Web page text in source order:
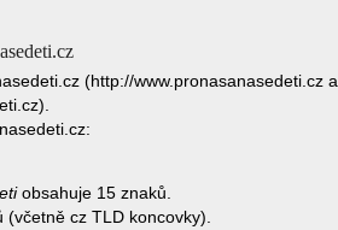
(http://www.pronasanasedeti.cz a
obsahuje 15 znaků.
cz TLD koncovky).